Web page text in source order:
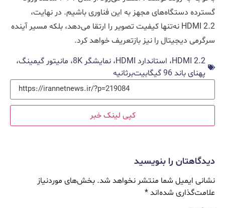
گسترده دستگاه‌های مجهز به این فناوری باشیم. در نهایت،
HDMI 2.2 نه‌تنها کیفیت تصویر را ارتقا می‌دهد، بلکه مسیر آینده
سرگرمی دیجیتال را نیز بازتعریف خواهد کرد.
HDMI 2.2، استاندارد HDMI، نمایشگر 8K، مانیتور گیمینگ،
پهنای باند 96 گیگابیت‌برثانیه
کپی لینک خبر
دیدگاهتان را بنویسید
نشانی ایمیل شما منتشر نخواهد شد. بخش‌های موردنیاز
علامت‌گذاری شده‌اند*